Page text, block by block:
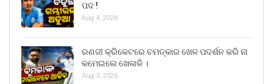
ପଦ !
Aug 4, 2026
ରଣଜୀ କ୍ରିକେଟରେ ଚମତ୍କାର ଖେଳ ପଦର୍ଶନ କରି ନା
କମେଇଲେ ଖେଳାଳି ।
Aug 3, 2026